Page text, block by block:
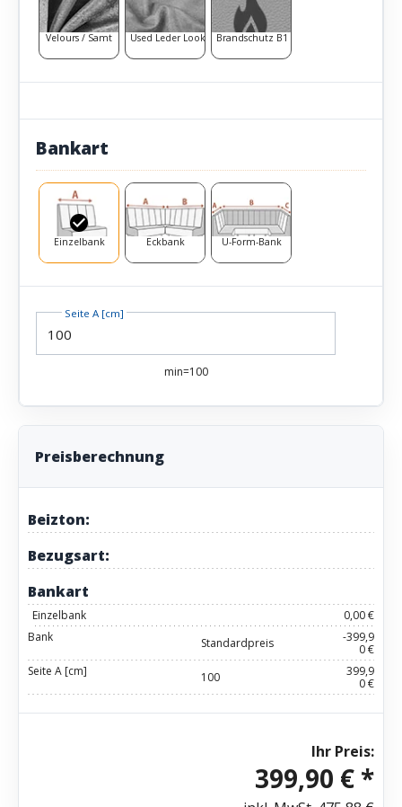
Velours / Samt Used Leder Look Brandschutz B1
Bankart
Einzelbank Eckbank U-Form-Bank
Seite A [cm]
min=100
Preisberechnung
Beizton:
Bezugsart:
Bankart
Einzelbank
0,00 €
Bank
Standardpreis
-399,9
0 €
Seite A [cm]
100
399,9
0 €
Ihr Preis:
399,90 € *